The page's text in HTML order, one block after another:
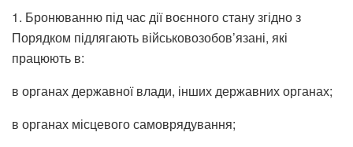
1. Бронюванню під час дії воєнного стану згідно з
Порядком підлягають військовозобов’язані, які
працюють в:
в органах державної влади, інших державних органах;
в органах місцевого самоврядування;